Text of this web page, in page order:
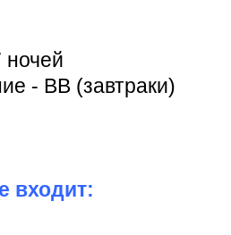
- ВВ (завтраки)
входит: